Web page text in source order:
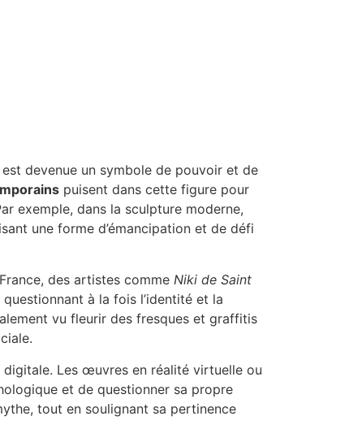
devenue un symbole de pouvoir et de
puisent dans cette figure pour
exemple, dans la sculpture moderne,
une forme d’émancipation et de défi
des artistes comme Niki de Saint
à la fois l’identité et la
vu fleurir des fresques et graffitis
digitale. Les œuvres en réalité virtuelle ou
et de questionner sa propre
tout en soulignant sa pertinence